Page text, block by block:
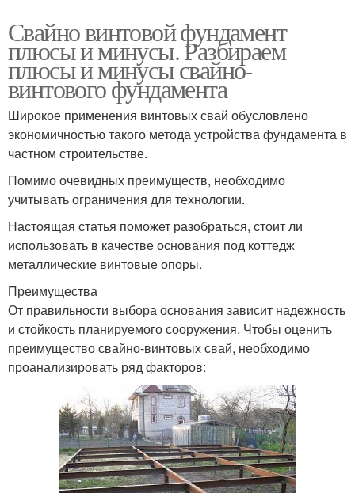
Свайно винтовой фундамент
плюсы и минусы. Разбираем
плюсы и минусы свайно-
винтового фундамента
Широкое применения винтовых свай обусловлено
экономичностью такого метода устройства фундамента в
частном строительстве.
Помимо очевидных преимуществ, необходимо
учитывать ограничения для технологии.
Настоящая статья поможет разобраться, стоит ли
использовать в качестве основания под коттедж
металлические винтовые опоры.
Преимущества
От правильности выбора основания зависит надежность
и стойкость планируемого сооружения. Чтобы оценить
преимущество свайно-винтовых свай, необходимо
проанализировать ряд факторов: